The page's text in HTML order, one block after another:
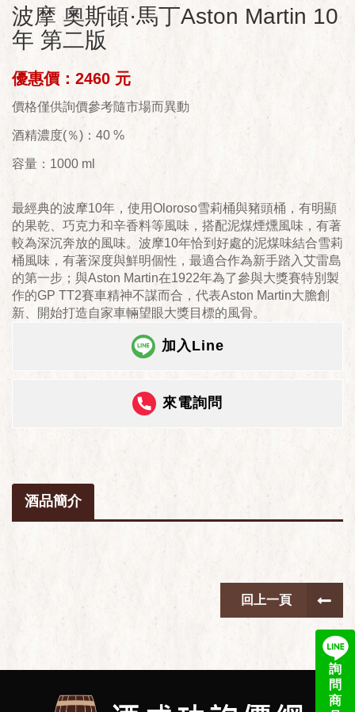
詢
問
商
波摩 奧斯頓·馬丁Aston Martin 10
年 第二版
優惠價：2460 元
價格僅供詢價參考隨市場而異動
酒精濃度(％)：40 %
容量：1000 ml
最經典的波摩10年，使用Oloroso雪莉桶與豬頭桶，有明顯
的果乾、巧克力和辛香料等風味，搭配泥煤煙燻風味，有著
較為深沉奔放的風味。波摩10年恰到好處的泥煤味結合雪莉
桶風味，有著深度與鮮明個性，最適合作為新手踏入艾雷島
的第一步；與Aston Martin在1922年為了參與大獎賽特別製
作的GP TT2賽車精神不謀而合，代表Aston Martin大膽創
新、開始打造自家車輛望眼大獎目標的風骨。
加入Line
來電詢問
酒品簡介
回上一頁